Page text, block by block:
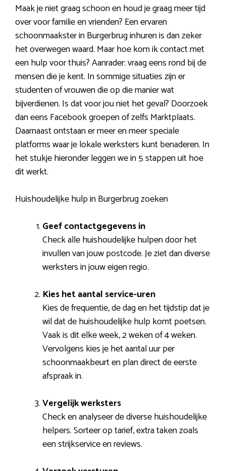
Maak je niet graag schoon en houd je graag meer tijd
over voor familie en vrienden? Een ervaren
schoonmaakster in Burgerbrug inhuren is dan zeker
het overwegen waard. Maar hoe kom ik contact met
een hulp voor thuis? Aanrader: vraag eens rond bij de
mensen die je kent. In sommige situaties zijn er
studenten of vrouwen die op die manier wat
bijverdienen. Is dat voor jou niet het geval? Doorzoek
dan eens Facebook groepen of zelfs Marktplaats.
Daarnaast ontstaan er meer en meer speciale
platforms waar je lokale werksters kunt benaderen. In
het stukje hieronder leggen we in 5 stappen uit hoe
dit werkt.
Huishoudelijke hulp in Burgerbrug zoeken
Geef contactgegevens in
Check alle huishoudelijke hulpen door het
invullen van jouw postcode. Je ziet dan diverse
werksters in jouw eigen regio.
Kies het aantal service-uren
Kies de frequentie, de dag en het tijdstip dat je
wil dat de huishoudelijke hulp komt poetsen.
Vaak is dit elke week, 2 weken of 4 weken.
Vervolgens kies je het aantal uur per
schoonmaakbeurt en plan direct de eerste
afspraak in.
Vergelijk werksters
Check en analyseer de diverse huishoudelijke
helpers. Sorteer op tarief, extra taken zoals
een strijkservice en reviews.